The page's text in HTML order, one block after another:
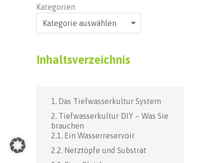
Kategorien
Inhaltsverzeichnis
Das Tiefwasserkultur System
Tiefwasserkultur DIY – Was Sie
brauchen
Ein Wasserreservoir
Netztöpfe und Substrat